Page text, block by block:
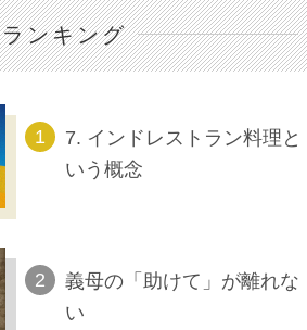
ランキング
7. インドレストラン料理と
いう概念
義母の「助けて」が離れな
い